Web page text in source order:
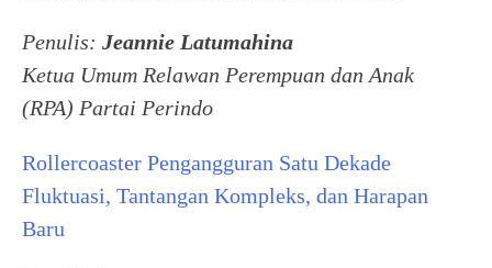
Penulis: Jeannie Latumahina
Ketua Umum Relawan Perempuan dan Anak
(RPA) Partai Perindo
Rollercoaster Pengangguran Satu Dekade
Fluktuasi, Tantangan Kompleks, dan Harapan
Baru